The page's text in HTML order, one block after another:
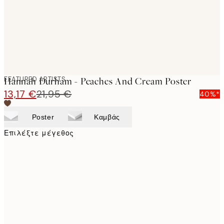
FEATURED ARTISTS
Hannah Durham - Peaches And Cream Poster
13,17 €21,95 € 40%*
Poster Καμβάς
Επιλέξτε μέγεθος